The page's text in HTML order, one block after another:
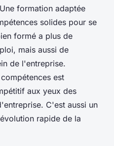
formation adaptée
solides pour se
formé a plus de
mais aussi de
de l'entreprise.
est
aux yeux des
C'est aussi un
rapide de la